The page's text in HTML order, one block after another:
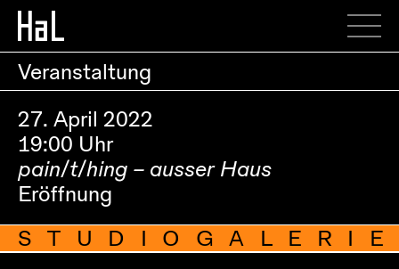
Veranstaltung
27. April 2022
19:00 Uhr
pain/t/hing – ausser Haus
Eröffnung
STUDIOGALERIE